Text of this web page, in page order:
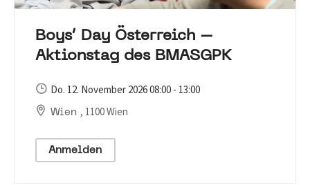
Boys‘ Day Österreich –
Aktionstag des BMASGPK
Do. 12. November 2026 08:00 - 13:00
Wien , 1100 Wien
Anmelden